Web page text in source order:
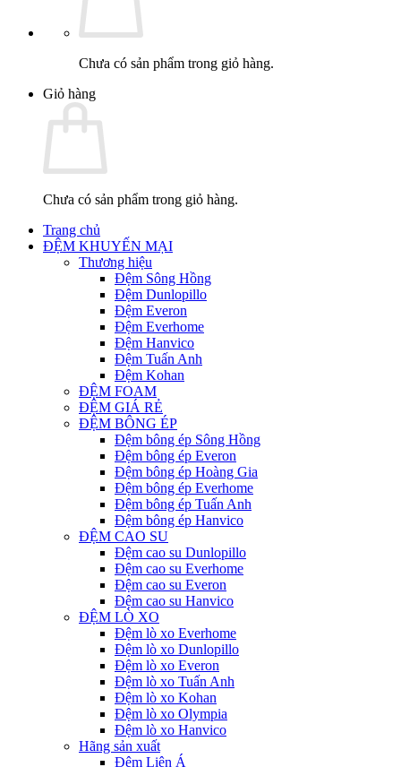
Chưa có sản phẩm trong giỏ hàng.
Giỏ hàng
Chưa có sản phẩm trong giỏ hàng.
Trang chủ
ĐỆM KHUYẾN MẠI
Thương hiệu
Đệm Sông Hồng
Đệm Dunlopillo
Đệm Everon
Đệm Everhome
Đệm Hanvico
Đệm Tuấn Anh
Đệm Kohan
ĐỆM FOAM
ĐỆM GIÁ RẺ
ĐỆM BÔNG ÉP
Đệm bông ép Sông Hồng
Đệm bông ép Everon
Đệm bông ép Hoàng Gia
Đệm bông ép Everhome
Đệm bông ép Tuấn Anh
Đệm bông ép Hanvico
ĐỆM CAO SU
Đệm cao su Dunlopillo
Đệm cao su Everhome
Đệm cao su Everon
Đệm cao su Hanvico
ĐỆM LÒ XO
Đệm lò xo Everhome
Đệm lò xo Dunlopillo
Đệm lò xo Everon
Đệm lò xo Tuấn Anh
Đệm lò xo Kohan
Đệm lò xo Olympia
Đệm lò xo Hanvico
Hãng sản xuất
Đệm Liên Á